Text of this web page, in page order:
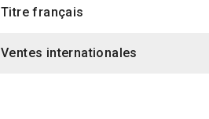
Titre français
Ventes internationales